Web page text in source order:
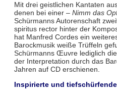
Mit drei geistlichen Kantaten
denen bei einer – Nimm das
Schürmanns Autorenschaft
spiritus rector hinter der
hat Manfred Cordes ein
Barockmusik weiße Trüffeln
Schürmanns Œuvre lediglich
der Interpretation durch das
Jahren auf CD erschienen.
Inspirierte und